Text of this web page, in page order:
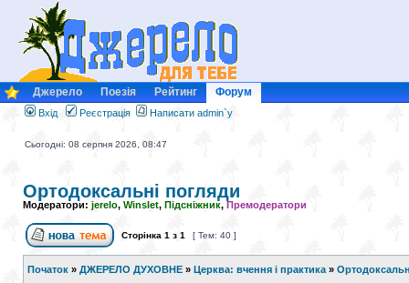
Джерело Поезія Рейтинг Форум
Вхід Реєстрація Написати admin`у
Сьогодні: 08 серпня 2026, 08:47
Ортодоксальні погляди
Модератори: jerelo, Winslet, Підсніжник, Премодератори
Сторінка 1 з 1 [ Тем: 40 ]
Початок » ДЖЕРЕЛО ДУХОВНЕ » Церква: вчення і практика »